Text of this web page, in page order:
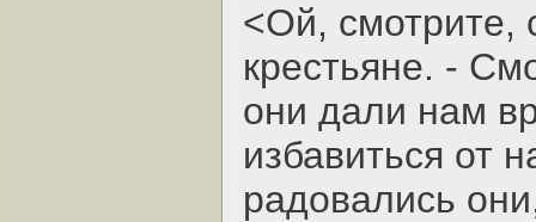
<Ой, смотрите,
крестьяне. -
они дали нам
избавиться от
радовались